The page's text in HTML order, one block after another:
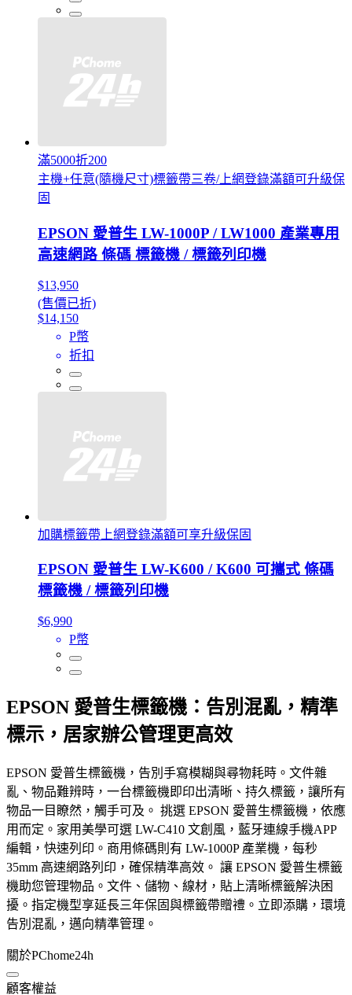
滿5000折200
主機+任意(隨機尺寸)標籤帶三卷/上網登錄滿額可升級保
固
EPSON 愛普生 LW-1000P / LW1000 產業專用
高速網路 條碼 標籤機 / 標籤列印機
$13,950
(售價已折)
$14,150
P幣
折扣
加購標籤帶上網登錄滿額可享升級保固
EPSON 愛普生 LW-K600 / K600 可攜式 條碼
標籤機 / 標籤列印機
$6,990
P幣
EPSON 愛普生標籤機：告別混亂，精準
標示，居家辦公管理更高效
EPSON 愛普生標籤機，告別手寫模糊與尋物耗時。文件雜
亂、物品難辨時，一台標籤機即印出清晰、持久標籤，讓所有
物品一目瞭然，觸手可及。 挑選 EPSON 愛普生標籤機，依應
用而定。家用美學可選 LW-C410 文創風，藍牙連線手機APP
編輯，快速列印。商用條碼則有 LW-1000P 產業機，每秒
35mm 高速網路列印，確保精準高效。 讓 EPSON 愛普生標籤
機助您管理物品。文件、儲物、線材，貼上清晰標籤解決困
擾。指定機型享延長三年保固與標籤帶贈禮。立即添購，環境
告別混亂，邁向精準管理。
關於PChome24h
顧客權益